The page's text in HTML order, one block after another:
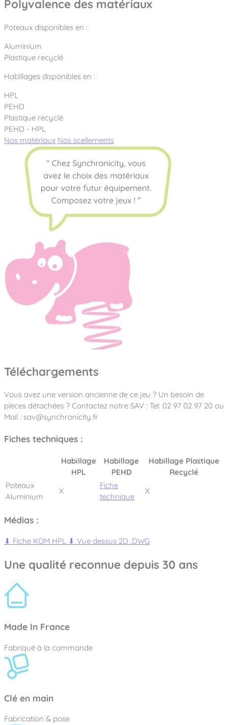
Polyvalence des matériaux
Poteaux disponibles en :
Aluminium
Plastique recyclé
Habillages disponibles en :
HPL
PEHD
Plastique recyclé
PEHD - HPL
Nos matériaux Nos scellements
Téléchargements
Vous avez une version ancienne de ce jeu ? Un besoin de
pièces détachées ? Contactez notre SAV : Tel: 02 97 02 97 20 ou
Mail : sav@synchronicity.fr
Fiches techniques :
Habillage
HPL
Habillage
PEHD
Habillage Plastique
Recyclé
Poteaux
Aluminium
X
Fiche
technique
X
Médias :
⬇ Fiche KOM HPL ⬇ Vue dessus 2D .DWG
Une qualité reconnue depuis 30 ans
Made In France
Fabriqué à la commande
Clé en main
Fabrication & pose